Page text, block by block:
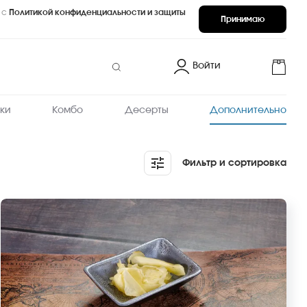
Принимаю
с Политикой конфиденциальности и защиты
Войти
Комбо Десерты Дополнительно
Фильтр и сортировка